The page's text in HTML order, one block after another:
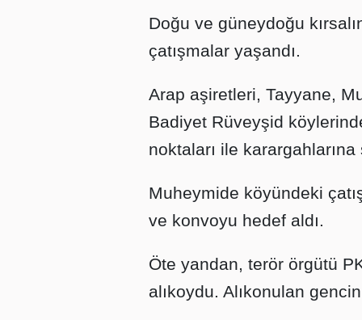
Doğu ve güneydoğu
çatışmalar yaşandı.
Arap aşiretleri, Tayyane,
Badiyet Rüveyşid
noktaları ile karargahlarına
Muheymide köyündeki
ve konvoyu hedef aldı.
Öte yandan, terör örgütü
alıkoydu. Alıkonulan